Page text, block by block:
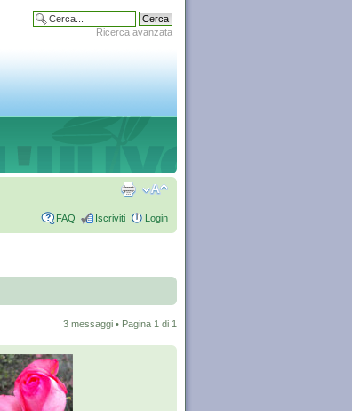
Ricerca avanzata
FAQ Iscriviti Login
3 messaggi • Pagina 1 di 1